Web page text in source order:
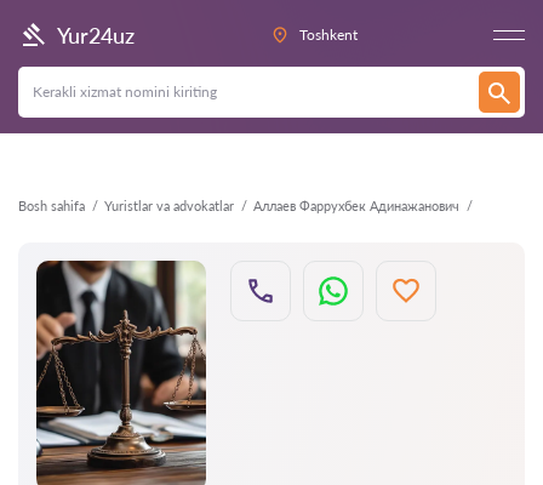
Yur24uz Toshkent
Bosh sahifa Yuristlar va advokatlar Аллаев Фаррухбек Адинажанович
Orqaga